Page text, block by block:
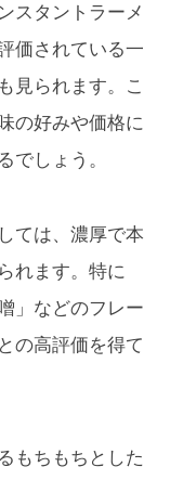
スタントラーメ
価されている一
見られます。こ
の好みや価格に
でしょう。
ては、濃厚で本
れます。特に
」などのフレー
の高評価を得て
もちもちとした